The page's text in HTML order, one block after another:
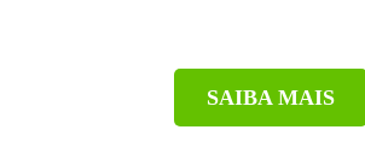
SAIBA MAIS